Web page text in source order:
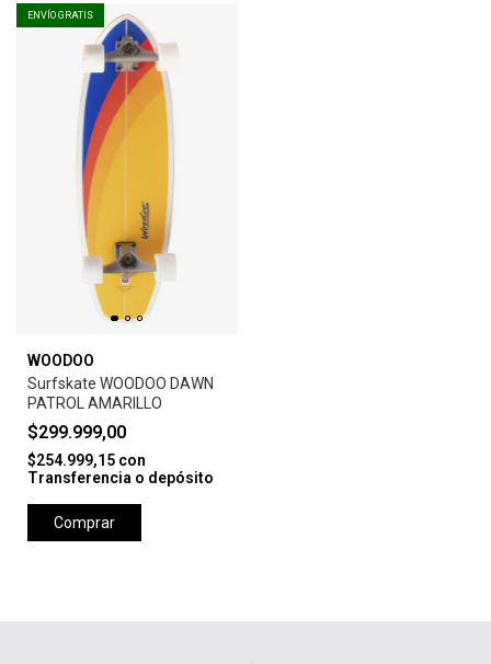
ENVÍO GRATIS
WOODOO
Surfskate WOODOO DAWN
PATROL AMARILLO
$299.999,00
$254.999,15 con
Transferencia o depósito
Comprar